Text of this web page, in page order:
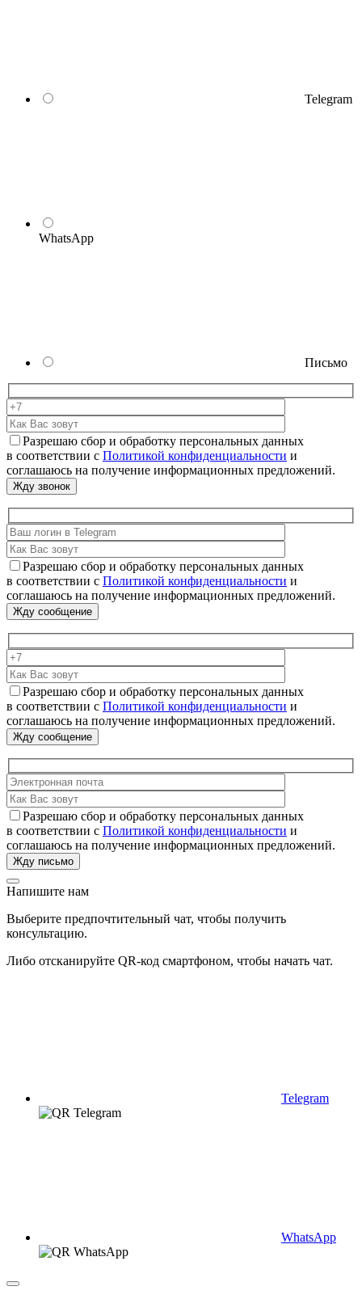
Telegram
WhatsApp
Письмо
Разрешаю сбор и обработку персональных данных
в соответствии с Политикой конфиденциальности и
соглашаюсь на получение информационных предложений.
Разрешаю сбор и обработку персональных данных
в соответствии с Политикой конфиденциальности и
соглашаюсь на получение информационных предложений.
Разрешаю сбор и обработку персональных данных
в соответствии с Политикой конфиденциальности и
соглашаюсь на получение информационных предложений.
Разрешаю сбор и обработку персональных данных
в соответствии с Политикой конфиденциальности и
соглашаюсь на получение информационных предложений.
Напишите нам
Выберите предпочтительный чат, чтобы получить
консультацию.
Либо отсканируйте QR-код смартфоном, чтобы начать чат.
Telegram
WhatsApp